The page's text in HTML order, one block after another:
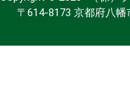
〒614-8173 京都府八